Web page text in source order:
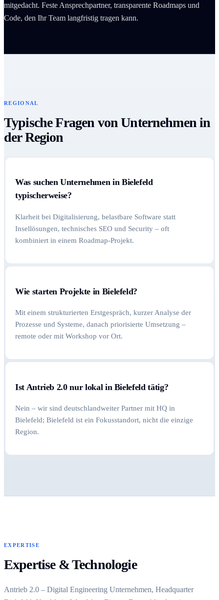
mitgedacht. Feste Ansprechpartner, transparente Roadmaps und
Code, den Ihr Team langfristig tragen kann.
REGIONAL
Typische Fragen von Unternehmen in
der Region
Was suchen Unternehmen in Bielefeld
typischerweise?
Klarheit bei Digitalisierung, belastbare Software statt
Insellösungen, technisches SEO und Security – oft
kombiniert in einem Roadmap-Projekt.
Wie starten Projekte in Bielefeld?
Mit einem strukturierten Erstgespräch, kurzer Analyse der
Prozesse und Systeme, danach priorisierte Umsetzung –
remote oder mit Workshop vor Ort.
Ist Antrieb 2.0 nur lokal in Bielefeld tätig?
Nein – wir sind deutschlandweiter Partner mit HQ in
Bielefeld; Bielefeld ist ein Fokusstandort, nicht die einzige
Region.
EXPERTISE
Expertise & Technologie
Antrieb 2.0 – Digital Engineering Unternehmen, Headquarter